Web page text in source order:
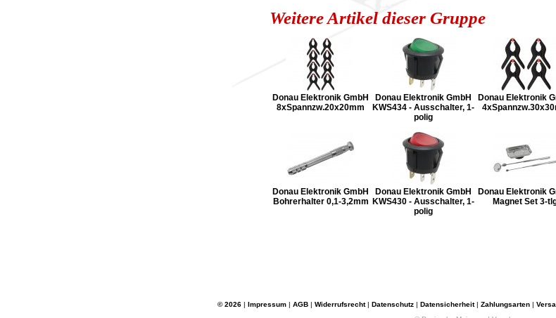
Weitere Artikel dieser Gruppe
Donau Elektronik GmbH
8xSpannzw.20x20mm
Donau Elektronik GmbH
KWS434 - Ausschalter, 1-
polig
Donau Elektronik
Donau Elektronik GmbH
Bohrerhalter 0,1-3,2mm
Donau Elektronik GmbH
KWS430 - Ausschalter, 1-
polig
Donau Elektronik
Magnet Set 3-
© 2026| Impressum| AGB| Widerrufsrecht| Datenschutz| Datensicherheit| Zahlungsarten|